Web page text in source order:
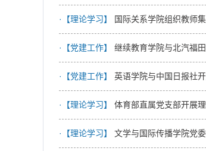
·【理论学习】 国际关系学院组织教师
·【党建工作】 继续教育学院与北汽福
·【党建工作】 英语学院与中国日报社
·【理论学习】 体育部直属党支部开展
·【理论学习】 文学与国际传播学院党